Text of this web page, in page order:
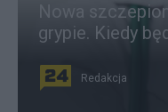
Nowa
grypie. Kiedy
Redakcja